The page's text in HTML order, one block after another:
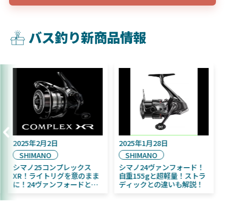
バス釣り新商品情報
年9月16日
DAIWA
年11月発売予定！
ふく魚／ちびふく魚
ビッグベイト初心者にお
2025年2月2日
SHIMANO
シマノ25コンプレックス
XR！ライトリグを意のまま
に！24ヴァンフォードとの